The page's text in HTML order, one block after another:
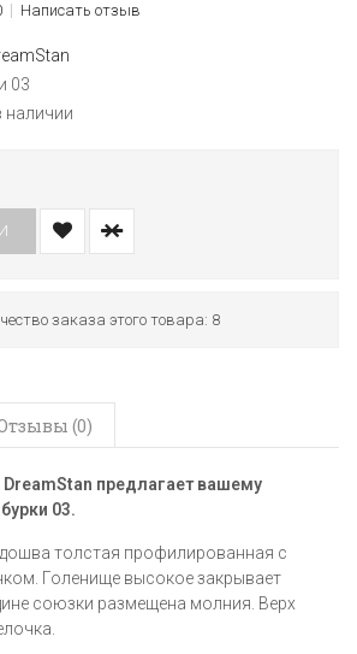
Написать отзыв
03
наличии
заказа этого товара: 8
(0)
DreamStan предлагает вашему
03.
толстая профилированная с
Голенище высокое закрывает
союзки размещена молния. Верх